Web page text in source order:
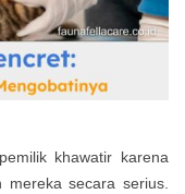
khawatir karena
mereka secara serius.